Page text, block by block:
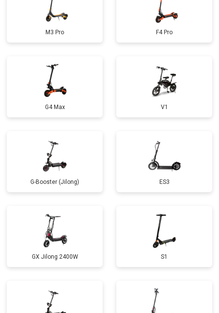
M3 Pro F4 Pro
G4 Max V1
G-Booster (Jilong) ES3
GX Jilong 2400W S1